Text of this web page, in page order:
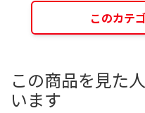
このカテ
この商品を見た
います